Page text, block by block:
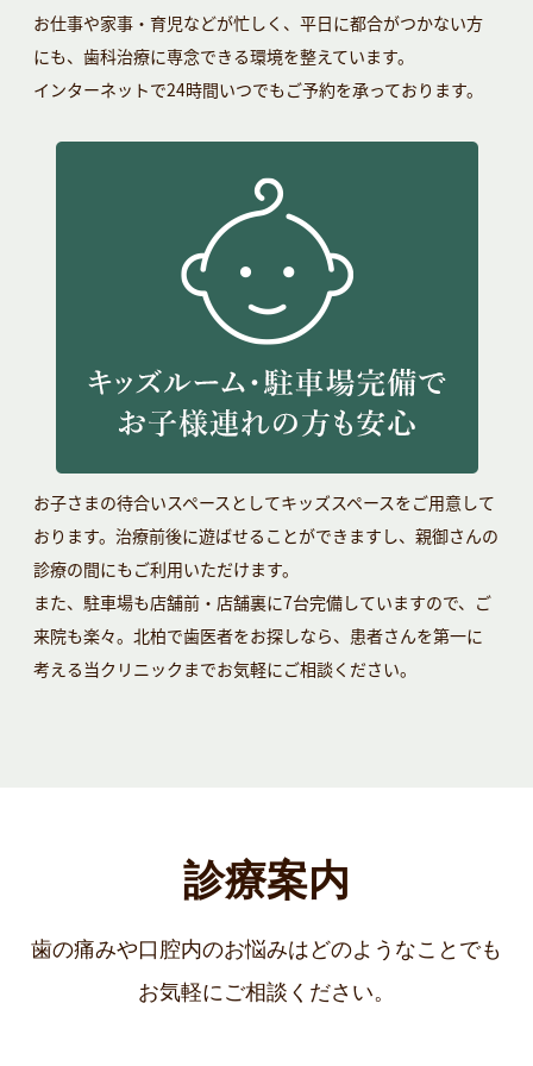
お仕事や家事・育児などが忙しく、平日に都合がつかない方
にも、歯科治療に専念できる環境を整えています。
インターネットで24時間いつでもご予約を承っております。
お子さまの待合いスペースとしてキッズスペースをご用意して
おります。治療前後に遊ばせることができますし、親御さんの
診療の間にもご利用いただけます。
また、駐車場も店舗前・店舗裏に7台完備していますので、ご
来院も楽々。北柏で歯医者をお探しなら、患者さんを第一に
考える当クリニックまでお気軽にご相談ください。
診療案内
歯の痛みや口腔内のお悩みはどのようなことでも
お気軽にご相談ください。